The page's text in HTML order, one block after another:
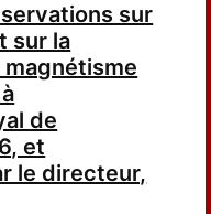
sur
sur la
de
et
le directeur,